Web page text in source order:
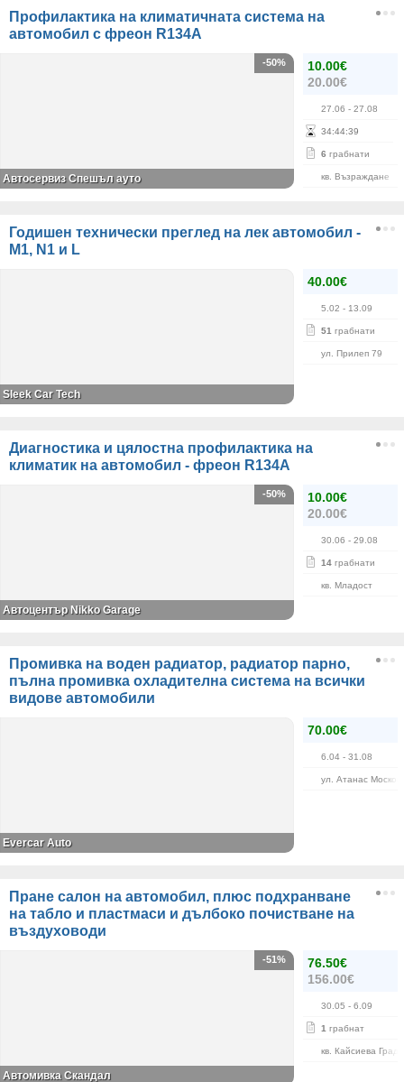
Профилактика на климатичната система на
автомобил с фреон R134А
10.00€
20.00€
27.06 - 27.08
34:44:39
6 грабнати
кв. Възраждане
-50%
Автосервиз Спешъл ауто
Годишен технически преглед на лек автомобил -
M1, N1 и L
40.00€
5.02 - 13.09
51 грабнати
ул. Прилеп 79
Sleek Car Tech
Диагностика и цялостна профилактика на
климатик на автомобил - фреон R134А
10.00€
20.00€
30.06 - 29.08
14 грабнати
кв. Младост
-50%
Автоцентър Nikko Garage
Промивка на воден радиатор, радиатор парно,
пълна промивка охладителна система на всички
видове автомобили
70.00€
6.04 - 31.08
ул. Атанас Москов
Evercar Auto
Пране салон на автомобил, плюс подхранване
на табло и пластмаси и дълбоко почистване на
въздуховоди
76.50€
156.00€
30.05 - 6.09
1 грабнат
кв. Кайсиева
-51%
Автомивка Скандал